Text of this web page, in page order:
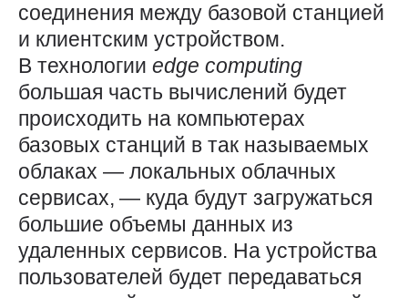
соединения между базовой станцией
и клиентским устройством.
В технологии edge computing
большая часть вычислений будет
происходить на компьютерах
базовых станций в так называемых
облаках — ​локальных облачных
сервисах, — куда будут загружаться
большие объемы данных из
удаленных сервисов. На устройства
пользователей будет передаваться